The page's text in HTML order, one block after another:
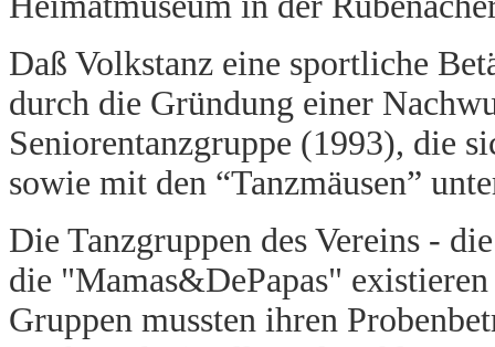
Daß Volkstanz eine sportliche
durch die Gründung einer
Seniorentanzgruppe (1993), die
sowie mit den “Tanzmäusen”
Die Tanzgruppen des Vereins -
die "Mamas&DePapas"
Gruppen mussten ihren